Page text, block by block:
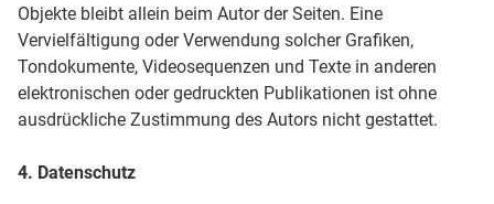
Objekte bleibt allein beim Autor der Seiten. Eine
Vervielfältigung oder Verwendung solcher Grafiken,
Tondokumente, Videosequenzen und Texte in anderen
elektronischen oder gedruckten Publikationen ist ohne
ausdrückliche Zustimmung des Autors nicht gestattet.
4. Datenschutz